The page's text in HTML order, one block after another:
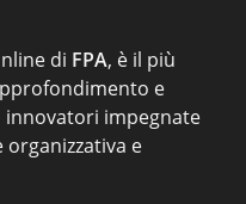
di FPA, è il più
e
impegnate
e